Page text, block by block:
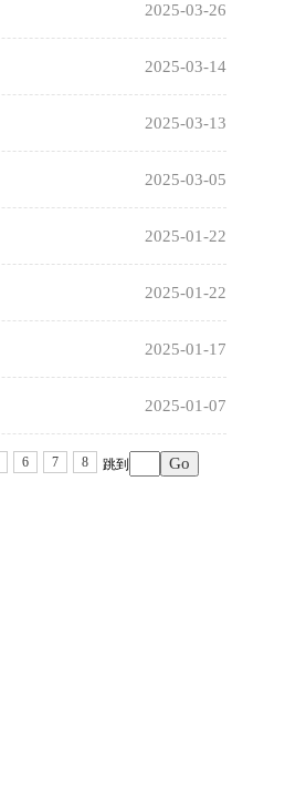
2025-03-26
2025-03-14
2025-03-13
2025-03-05
2025-01-22
2025-01-22
2025-01-17
2025-01-07
6 7 8 跳到